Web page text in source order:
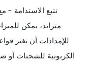
تتبع الاستدامة -
متزايد، يمكن
للإمدادات أن تغير
الكربونية للشحنات